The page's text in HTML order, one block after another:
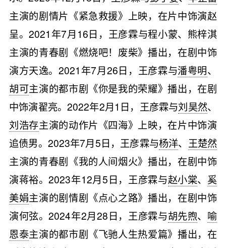
主演的剧情片《紧急救援》上映，在片中饰演赵
呈。2021年7月16日，王彦霖与程小蒙、熊梓淇
主演的青春剧《燃烧吧！废柴》播出，在剧中饰
演方天逸。2021年7月26日，王彦霖与潘粤明、
胡可主演的都市剧《你是我的荣耀》播出，在剧
中饰演翟亮。2022年2月1日，王彦霖与刘昊然、
刘浩存主演的动作片《四海》上映，在片中饰演
追债男。2023年7月5日，王彦霖与杨洋、 王楚然
主演的青春剧《我的人间烟火》播出，在剧中饰
演蒋裕。2023年12月5日，王彦霖与赵小棠、 奚
美娟主演的剧情剧《点心之路》播出，在剧中饰
演何弦。2024年2月28日，王彦霖与胡先煦、 喻
恩泰主演的都市剧《飞驰人生热爱篇》播出，在